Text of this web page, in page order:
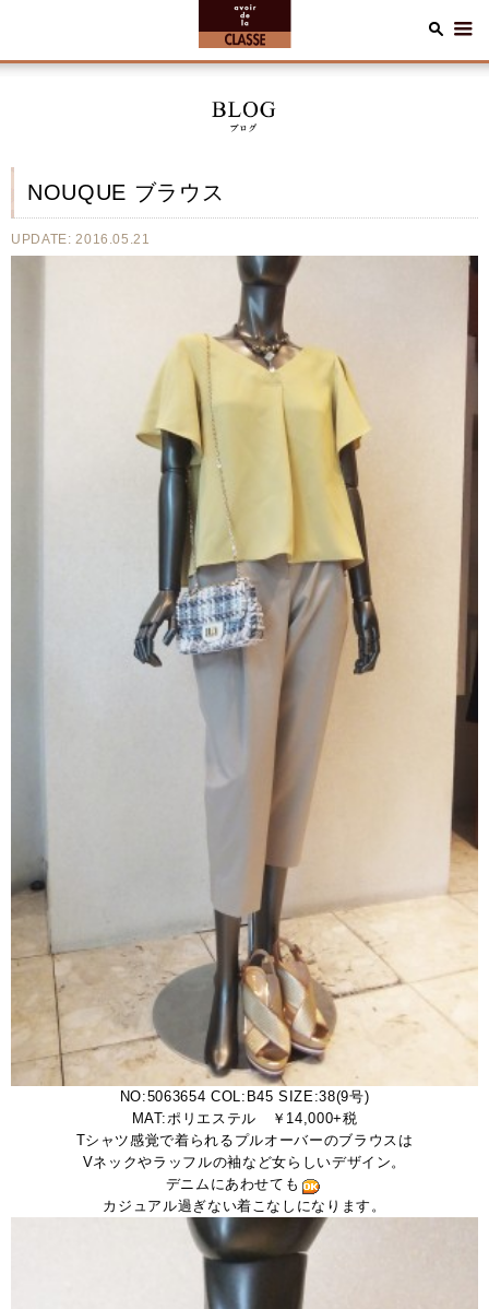
NOUQUE ブラウス
UPDATE: 2016.05.21
NO:5063654 COL:B45 SIZE:38(9号)
MAT:ポリエステル ￥14,000+税
Tシャツ感覚で着られるプルオーバーのブラウスは
Vネックやラッフルの袖など女らしいデザイン。
デニムにあわせても
カジュアル過ぎない着こなしになります。